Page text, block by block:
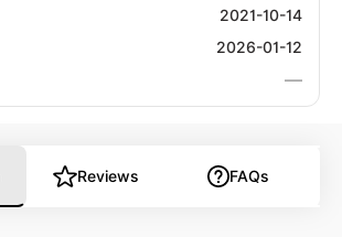
2021-10-14
2026-01-12
—
Reviews FAQs